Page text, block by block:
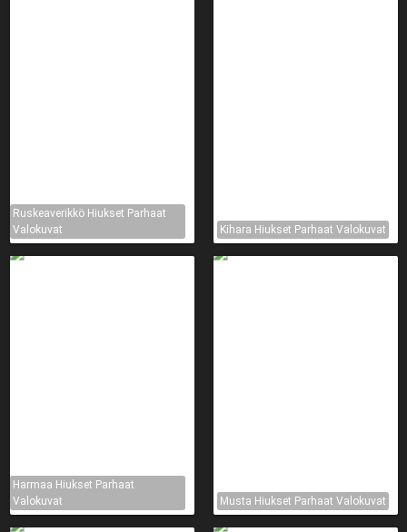
Ruskeaverikkö Hiukset Parhaat
Valokuvat
Kihara Hiukset Parhaat Valokuvat
Harmaa Hiukset Parhaat
Valokuvat
Musta Hiukset Parhaat Valokuvat